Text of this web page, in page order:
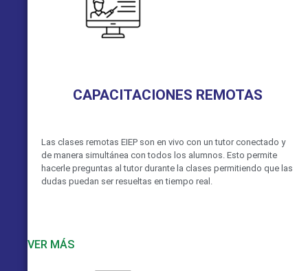
CAPACITACIONES REMOTAS
Las clases remotas EIEP son en vivo con un tutor conectado y
de manera simultánea con todos los alumnos. Esto permite
hacerle preguntas al tutor durante la clases permitiendo que las
dudas puedan ser resueltas en tiempo real.
VER MÁS